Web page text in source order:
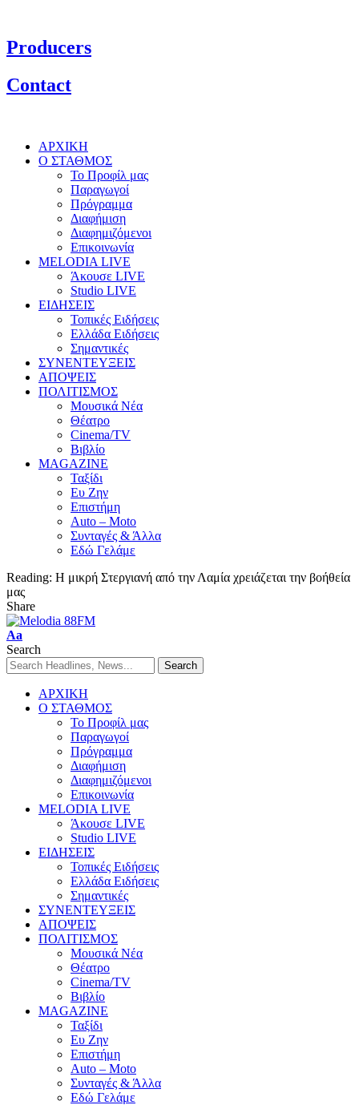
Producers
Contact
ΑΡΧΙΚΗ
Ο ΣΤΑΘΜΟΣ
Το Προφίλ μας
Παραγωγοί
Πρόγραμμα
Διαφήμιση
Διαφημιζόμενοι
Επικοινωνία
MELODIA LIVE
Άκουσε LIVE
Studio LIVE
ΕΙΔΗΣΕΙΣ
Τοπικές Ειδήσεις
Ελλάδα Ειδήσεις
Σημαντικές
ΣΥΝΕΝΤΕΥΞΕΙΣ
ΑΠΟΨΕΙΣ
ΠΟΛΙΤΙΣΜΟΣ
Μουσικά Νέα
Θέατρο
Cinema/TV
Βιβλίο
MAGAZINE
Ταξίδι
Ευ Ζην
Επιστήμη
Auto – Moto
Συνταγές & Άλλα
Εδώ Γελάμε
Reading: Η μικρή Στεργιανή από την Λαμία χρειάζεται την βοήθεία
μας
Share
Aa
Search
ΑΡΧΙΚΗ
Ο ΣΤΑΘΜΟΣ
Το Προφίλ μας
Παραγωγοί
Πρόγραμμα
Διαφήμιση
Διαφημιζόμενοι
Επικοινωνία
MELODIA LIVE
Άκουσε LIVE
Studio LIVE
ΕΙΔΗΣΕΙΣ
Τοπικές Ειδήσεις
Ελλάδα Ειδήσεις
Σημαντικές
ΣΥΝΕΝΤΕΥΞΕΙΣ
ΑΠΟΨΕΙΣ
ΠΟΛΙΤΙΣΜΟΣ
Μουσικά Νέα
Θέατρο
Cinema/TV
Βιβλίο
MAGAZINE
Ταξίδι
Ευ Ζην
Επιστήμη
Auto – Moto
Συνταγές & Άλλα
Εδώ Γελάμε